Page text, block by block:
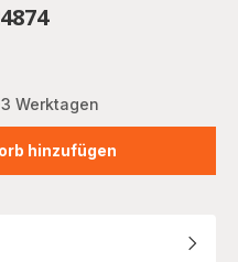
Werktagen
hinzufügen